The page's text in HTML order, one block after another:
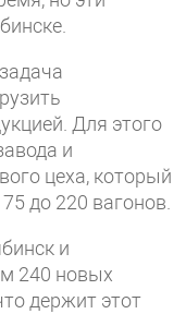
Для этого
и
цеха, который
до 220 вагонов.
и
240 новых
держит этот